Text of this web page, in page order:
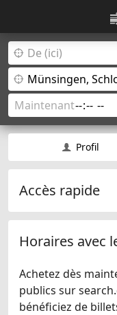
Profil
Accès rapide
Horaires avec
Achetez dès
publics sur
bénéficiez de